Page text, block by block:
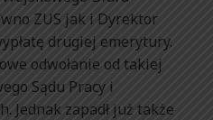
ZUS jak i Dyrektor
drugiej emerytury.
odwołanie od takiej
Sądu Pracy i
Jednak zapadł już także